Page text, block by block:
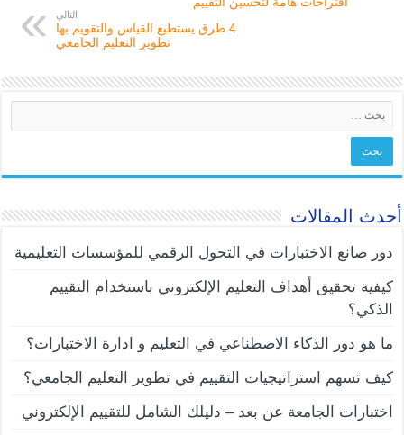
التالي
4 طرق يستطيع القياس والتقويم بها
تطوير التعليم الجامعي
أحدث المقالات
دور صانع الاختبارات في التحول الرقمي للمؤسسات التعليمية
كيفية تحقيق أهداف التعليم الإلكتروني باستخدام التقييم
الذكي؟
ما هو دور الذكاء الاصطناعي في التعليم و ادارة الاختبارات؟
كيف تسهم استراتيجيات التقييم في تطوير التعليم الجامعي؟
اختبارات الجامعة عن بعد – دليلك الشامل للتقييم الإلكتروني